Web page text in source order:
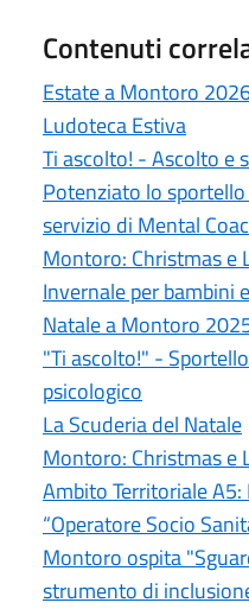
Contenuti
Estate a Montoro
Ludoteca Estiva
Ti ascolto! - Ascolto e
Potenziato lo
servizio di Mental
Montoro: Christmas e
Invernale per bambini
Natale a Montoro
"Ti ascolto!" -
psicologico
La Scuderia del Natale
Montoro: Christmas e
Ambito Territoriale
“Operatore Socio
Montoro ospita
strumento di